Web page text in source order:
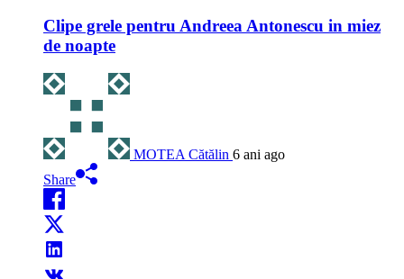
Clipe grele pentru Andreea Antonescu in miez
de noapte
MOTEA Cătălin 6 ani ago
Share